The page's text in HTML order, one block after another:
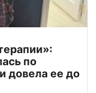
по
довела ее до